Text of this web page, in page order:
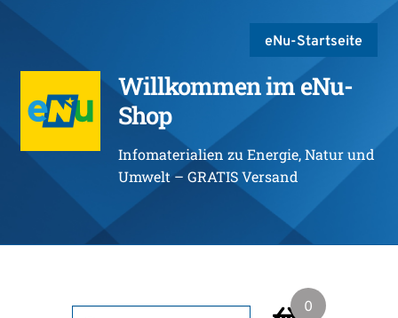
eNu-Startseite
Willkommen im eNu-
Shop
Infomaterialien zu Energie, Natur und
Umwelt – GRATIS Versand
0